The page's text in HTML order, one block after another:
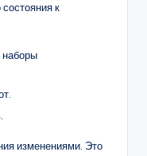
к
наборы
изменениями. Это